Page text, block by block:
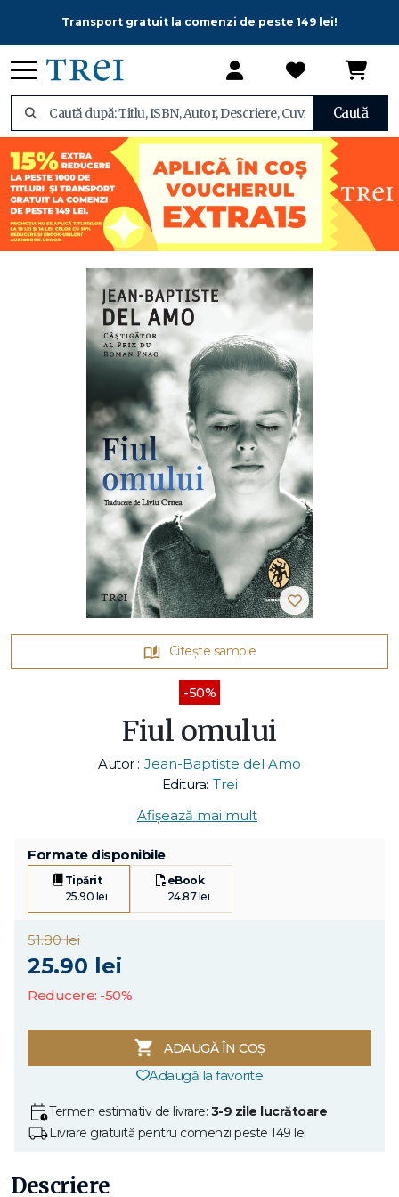
Transport gratuit la comenzi de peste 149 lei!
Caută
Citește sample
-50%
Fiul omului
Autor : Jean-Baptiste del Amo
Editura: Trei
Afișează mai mult
Formate disponibile
Tipărit
25.90 lei
eBook
24.87 lei
51.80 lei
25.90 lei
Reducere: -50%
ADAUGĂ ÎN COȘ
Adaugă la favorite
Termen estimativ de livrare: 3-9 zile lucrătoare
Livrare gratuită pentru comenzi peste 149 lei
Descriere